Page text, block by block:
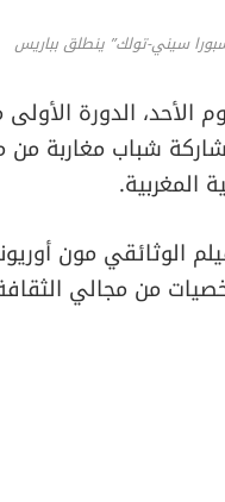
سيني-تولك” ينطلق بباريس
الأحد، الدورة
شباب مغاربة
المغربية.
الوثائقي مون
من مجالي